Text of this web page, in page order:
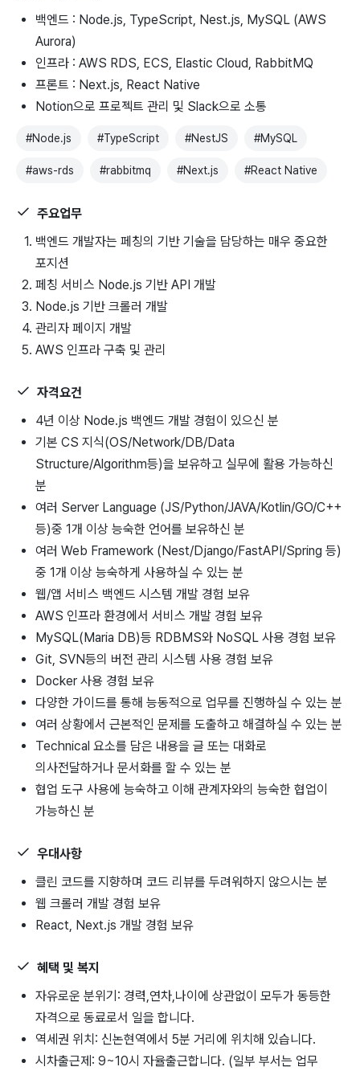
백엔드 : Node.js, TypeScript, Nest.js, MySQL (AWS
Aurora)
인프라 : AWS RDS, ECS, Elastic Cloud, RabbitMQ
프론트 : Next.js, React Native
Notion으로 프로젝트 관리 및 Slack으로 소통
#Node.js #TypeScript #NestJS #MySQL
#aws-rds #rabbitmq #Next.js #React Native
주요업무
백엔드 개발자는 페칭의 기반 기술을 담당하는 매우 중요한
포지션
페칭 서비스 Node.js 기반 API 개발
Node.js 기반 크롤러 개발
관리자 페이지 개발
AWS 인프라 구축 및 관리
자격요건
4년 이상 Node.js 백엔드 개발 경험이 있으신 분
기본 CS 지식(OS/Network/DB/Data
Structure/Algorithm등)을 보유하고 실무에 활용 가능하신
분
여러 Server Language (JS/Python/JAVA/Kotlin/GO/C++
등)중 1개 이상 능숙한 언어를 보유하신 분
여러 Web Framework (Nest/Django/FastAPI/Spring 등)
중 1개 이상 능숙하게 사용하실 수 있는 분
웹/앱 서비스 백엔드 시스템 개발 경험 보유
AWS 인프라 환경에서 서비스 개발 경험 보유
MySQL(Maria DB)등 RDBMS와 NoSQL 사용 경험 보유
Git, SVN등의 버전 관리 시스템 사용 경험 보유
Docker 사용 경험 보유
다양한 가이드를 통해 능동적으로 업무를 진행하실 수 있는 분
여러 상황에서 근본적인 문제를 도출하고 해결하실 수 있는 분
Technical 요소를 담은 내용을 글 또는 대화로
의사전달하거나 문서화를 할 수 있는 분
협업 도구 사용에 능숙하고 이해 관계자와의 능숙한 협업이
가능하신 분
우대사항
클린 코드를 지향하며 코드 리뷰를 두려워하지 않으시는 분
웹 크롤러 개발 경험 보유
React, Next.js 개발 경험 보유
혜택 및 복지
자유로운 분위기: 경력,연차,나이에 상관없이 모두가 동등한
자격으로 동료로서 일을 합니다.
역세권 위치: 신논현역에서 5분 거리에 위치해 있습니다.
시차출근제: 9~10시 자율출근합니다. (일부 부서는 업무